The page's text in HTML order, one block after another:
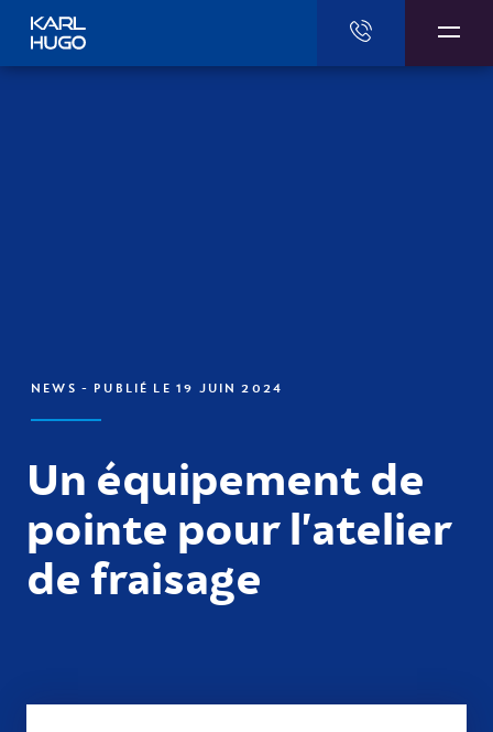
NEWS - PUBLIÉ LE 19 JUIN 2024
Un équipement de
pointe pour l’atelier
de fraisage
Karl Hugo